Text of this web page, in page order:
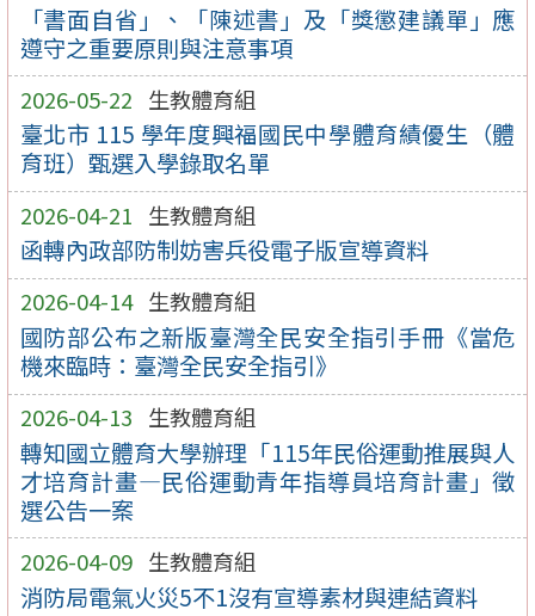
「書面自省」、「陳述書」及「獎懲建議單」應
遵守之重要原則與注意事項
2026-05-22 生教體育組
臺北市 115 學年度興福國民中學體育績優生（體
育班）甄選入學錄取名單
2026-04-21 生教體育組
函轉內政部防制妨害兵役電子版宣導資料
2026-04-14 生教體育組
國防部公布之新版臺灣全民安全指引手冊《當危
機來臨時：臺灣全民安全指引》
2026-04-13 生教體育組
轉知國立體育大學辦理「115年民俗運動推展與人
才培育計畫—民俗運動青年指導員培育計畫」徵
選公告一案
2026-04-09 生教體育組
消防局電氣火災5不1沒有宣導素材與連結資料